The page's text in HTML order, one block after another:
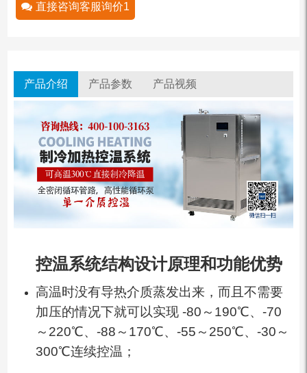
直接咨询客服询价1
产品介绍 产品参数 产品视频
控温系统结构设计原理和功能优势
高温时没有导热介质蒸发出来，而且不需要
加压的情况下就可以实现 -80～190℃、-70
～220℃、-88～170℃、-55～250℃、-30～
300℃连续控温；